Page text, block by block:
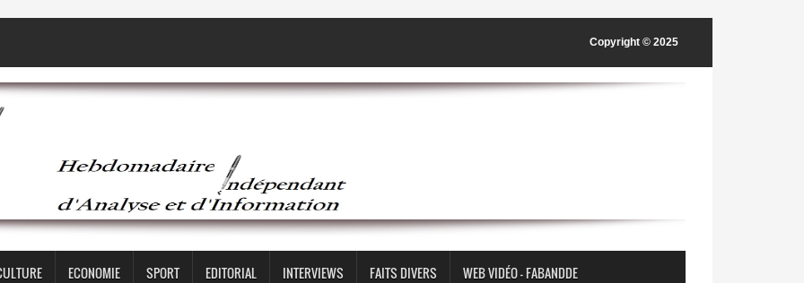
Copyright © 2025
ECONOMIE SPORT EDITORIAL INTERVIEWS FAITS DIVERS WEB VIDÉO - FABANDDE